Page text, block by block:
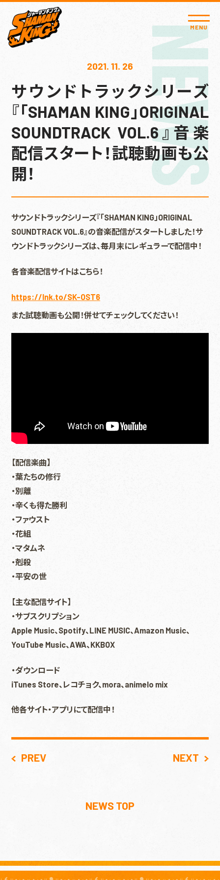
MENU
2021. 11. 26
サウンドトラックシリーズ
『「SHAMAN KING」ORIGINAL
SOUNDTRACK VOL.6』音楽
配信スタート！試聴動画も公
開！
サウンドトラックシリーズ『「SHAMAN KING」ORIGINAL
SOUNDTRACK VOL.6』の音楽配信がスタートしました！サ
ウンドトラックシリーズは、毎月末にレギュラーで配信中！
各音楽配信サイトはこちら！
https://lnk.to/SK-OST6
また試聴動画も公開！併せてチェックしてください！
【配信楽曲】
・葉たちの修行
・別離
・辛くも得た勝利
・ファウスト
・花組
・マタムネ
・剋殺
・平安の世
【主な配信サイト】
・サブスクリプション
Apple Music、Spotify、LINE MUSIC、Amazon Music、
YouTube Music、AWA、KKBOX
・ダウンロード
iTunes Store、レコチョク、mora、animelo mix
他各サイト・アプリにて配信中！
NEWS TOP
PREV NEXT